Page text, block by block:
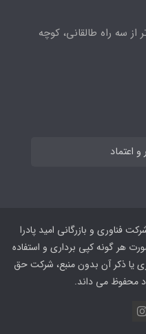
از سه راه طالقانی، کوچه
و اعتماد
فناوری و بازرگانی امید پادرا
هر گونه کپی برداری و استفاده
یا ذکر آن بدون منبع، شرکت حق
محفوظ می داند.